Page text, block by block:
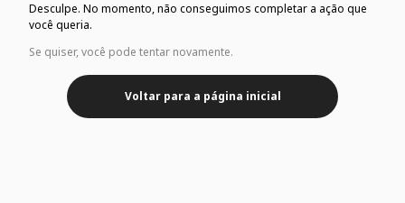
Desculpe. No momento, não conseguimos completar a ação que
você queria.
Se quiser, você pode tentar novamente.
Voltar para a página inicial